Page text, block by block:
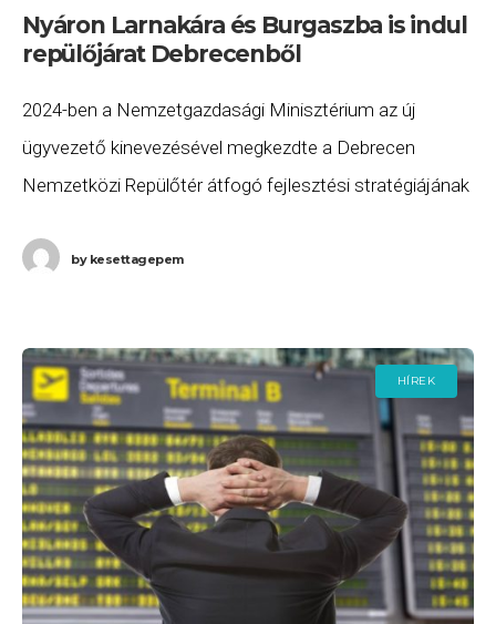
Nyáron Larnakára és Burgaszba is indul
repülőjárat Debrecenből
2024-ben a Nemzetgazdasági Minisztérium az új
ügyvezető kinevezésével megkezdte a Debrecen
Nemzetközi Repülőtér átfogó fejlesztési stratégiájának
járatfejlesztések. A munka eredményeképp a Wizz Air a
bykesettagepem
HÍREK